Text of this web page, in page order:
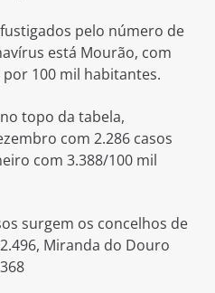
pelo número de
está Mourão, com
por 100 mil habitantes.
topo da tabela,
com 2.286 casos
com 3.388/100 mil
surgem os concelhos de
Miranda do Douro